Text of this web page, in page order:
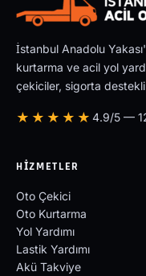
İstanbul Anadolu
kurtarma ve acil yol
çekiciler, sigorta
★★★★★ 4.9/5 —
HIZMETLER
Oto Çekici
Oto Kurtarma
Yol Yardımı
Lastik Yardımı
Akü Takviye